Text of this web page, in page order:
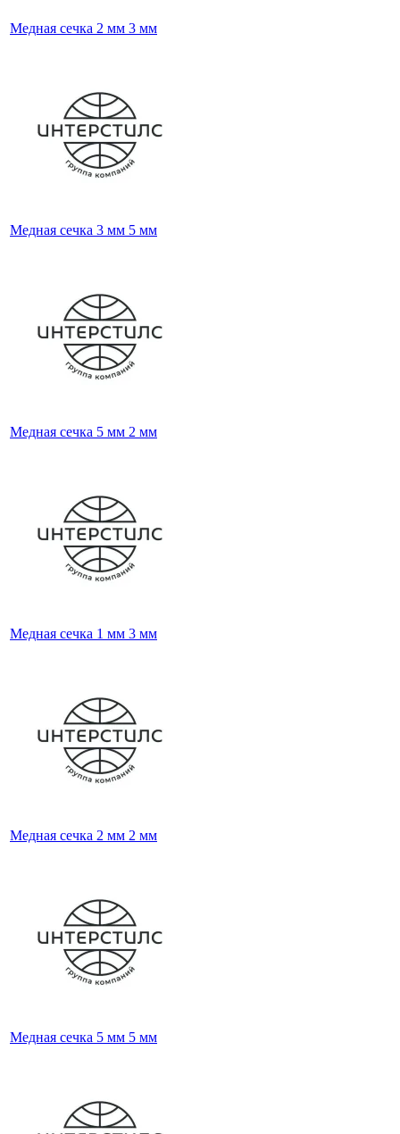
Медная сечка 2 мм 3 мм
Медная сечка 3 мм 5 мм
Медная сечка 5 мм 2 мм
Медная сечка 1 мм 3 мм
Медная сечка 2 мм 2 мм
Медная сечка 5 мм 5 мм